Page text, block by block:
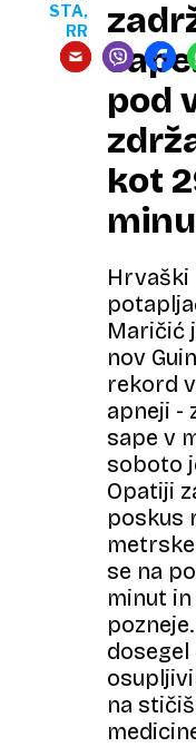
pod
kot
Maričić
nov
rekord
apneji -
sape v
soboto
Opatiji
poskus
se na
minut
dosegel
na
STA,
RR